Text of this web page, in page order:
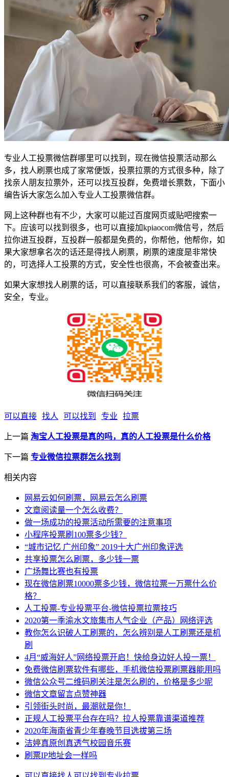
专业人工投票微信群哪里可以找到，现在微信投票活动那么
多，找人刷票也成了家常便饭，投票拉票的方式很多种，除了
找亲人朋友拉票外，还可以找互投群，免费增长票数，下面小
编告诉大家怎么加入专业人工投票微信群。
网上这种群也有不少，大家可以能过百度网页或贴吧搜索一
下。应该可以找到很多，也可以直接加kpiaocom微信号，然后
拉你进互投群，互投群一般都是免费的，你帮他，他帮你，如
果大家想拿名次的话还是得找人刷票，刷票的速度是非常快
的，可选择人工投票的方式，安全性也很高，不会被查出来。
如果大家想找人刷票的话，可以直接联系我们的客服，诚信，
安全，专业。
可以直接 找人 可以找到 专业 拉票
上一篇 淘宝人工投票是真的吗，真的人工投票是什么价格
下一篇 专业微信拉票群怎么找到
相关内容
网易云如何刷票，网易云怎么刷票
文章阅读量一个怎么收费？
做一场成功的投票活动所需要的注意事项
小程序投票刷100票多少钱？
“城市记忆 广州印象” 2019十大广州印象评选
共享投票怎么刷票，多少钱一票
广场舞比赛也有投票
现在微信刷票10000票多少钱，微信拉票一万票什么价
格？
人工投票-专业投票平台-微信投票拉票技巧
2020第一季渝水文旅集市人气企业（产品）网络评选
教你怎么识破人工刷票的，怎么辨别是人工刷票还是机
刷
4月“威海好人”网络投票开启！快给身边好人投一票！
免费微信刷票软件有哪些，手机微信投票刷票器能用吗
微信公众号二维码刷关注是怎么刷的，价格是多少呢
微信文章留言点赞神器
引领街头时尚，最潮就是你！
正规人工投票平台存在吗？拉人投票靠谱渠道推荐
2020年海南省青少年春晚节目选拔第三场
洁婷真原创真透气校园音乐赛
刷票IP地址会一样吗